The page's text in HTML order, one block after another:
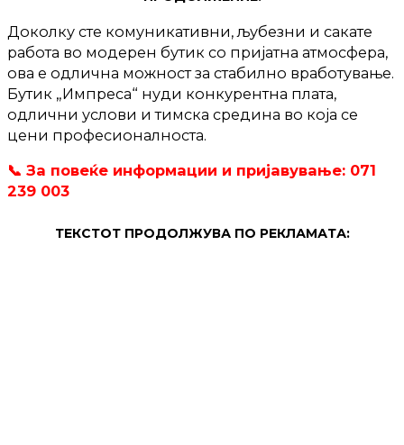
Доколку сте комуникативни, љубезни и сакате
работа во модерен бутик со пријатна атмосфера,
ова е одлична можност за стабилно вработување.
Бутик „Импреса“ нуди конкурентна плата,
одлични услови и тимска средина во која се
цени професионалноста.
📞 За повеќе информации и пријавување: 071
239 003
ТЕКСТОТ ПРОДОЛЖУВА ПО РЕКЛАМАТА: